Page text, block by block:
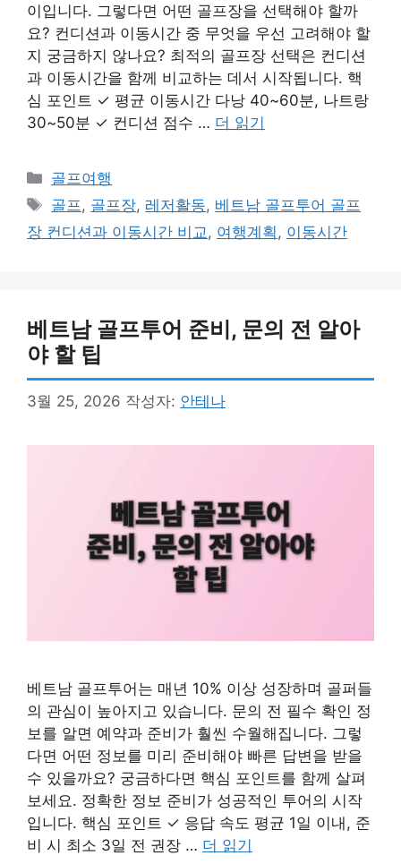
이입니다. 그렇다면 어떤 골프장을 선택해야 할까
요? 컨디션과 이동시간 중 무엇을 우선 고려해야 할
지 궁금하지 않나요? 최적의 골프장 선택은 컨디션
과 이동시간을 함께 비교하는 데서 시작됩니다. 핵
심 포인트 ✓ 평균 이동시간 다낭 40~60분, 나트랑
30~50분 ✓ 컨디션 점수 … 더 읽기
카
테
리
골프여행
태
그
골프 , 골프장, 레저활동, 베트남 골프투어 골프
장 컨디션과 이동시간 비교 , 여행계획 , 이동시간
베트남 골프투어 준비, 문의 전 알아
야 할 팁
3월 25, 2026 작성자: 안테나
베트남 골프투어는 매년 10% 이상 성장하며 골퍼들
의 관심이 높아지고 있습니다. 문의 전 필수 확인 정
보를 알면 예약과 준비가 훨씬 수월해집니다. 그렇
다면 어떤 정보를 미리 준비해야 빠른 답변을 받을
수 있을까요? 궁금하다면 핵심 포인트를 함께 살펴
보세요. 정확한 정보 준비가 성공적인 투어의 시작
입니다. 핵심 포인트 ✓ 응답 속도 평균 1일 이내, 준
비 시 최소 3일 전 권장 … 더 읽기